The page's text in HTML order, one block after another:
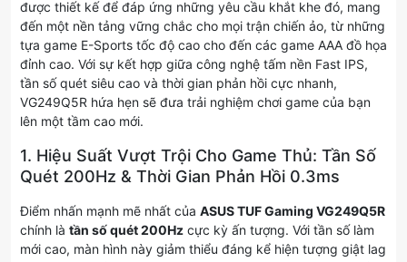
được thiết kế để đáp ứng những yêu cầu khắt khe đó, mang
đến một nền tảng vững chắc cho mọi trận chiến ảo, từ những
tựa game E-Sports tốc độ cao cho đến các game AAA đồ họa
đỉnh cao. Với sự kết hợp giữa công nghệ tấm nền Fast IPS,
tần số quét siêu cao và thời gian phản hồi cực nhanh,
VG249Q5R hứa hẹn sẽ đưa trải nghiệm chơi game của bạn
lên một tầm cao mới.
1. Hiệu Suất Vượt Trội Cho Game Thủ: Tần Số
Quét 200Hz & Thời Gian Phản Hồi 0.3ms
Điểm nhấn mạnh mẽ nhất của ASUS TUF Gaming VG249Q5R
chính là tần số quét 200Hz cực kỳ ấn tượng. Với tần số làm
mới cao, màn hình này giảm thiểu đáng kể hiện tượng giật lag